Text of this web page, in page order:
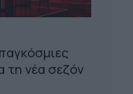
τη νέα σεζόν